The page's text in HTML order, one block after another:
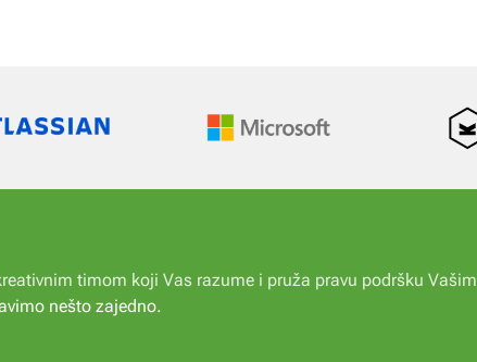
timom koji Vas razume i pruža pravu podršku Vašim
nešto zajedno.